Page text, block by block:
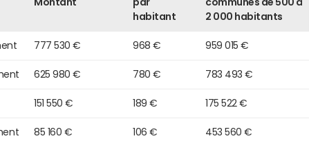
Montant
par
habitant
communes de 500 à
2 000 habitants
777 530 € 968 € 959 015 €
625 980 € 780 € 783 493 €
151 550 € 189 € 175 522 €
85 160 € 106 € 453 560 €